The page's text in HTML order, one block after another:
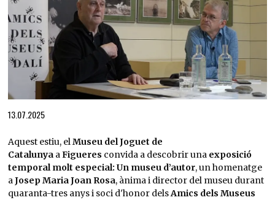
13.07.2025
Aquest estiu, elMuseu del Joguet de
CatalunyaaFigueres convida a descobrir una exposició
temporal molt especial: Un museu d’autor, un homenatge
aJosep Maria Joan Rosa, ànima i director del museu durant
quaranta-tres anys i soci d'honor delsAmics dels Museus